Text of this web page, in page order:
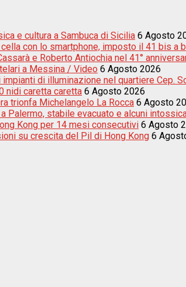
e cultura a Sambuca di Sicilia 6 Agosto
con lo smartphone, imposto il 41 bis a
e Roberto Antiochia nel 41°
a Messina / Video 6 Agosto 2026
di illuminazione nel quartiere Cep.
nidi caretta caretta 6 Agosto 2026
trionfa Michelangelo La Rocca 6 Agosto
Palermo, stabile evacuato e alcuni
Kong per 14 mesi consecutivi 6 Agosto
su crescita del Pil di Hong Kong 6